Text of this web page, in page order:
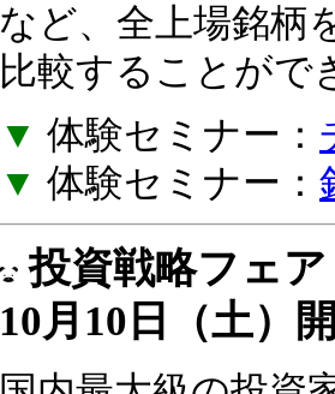
など、全上場銘柄
比較することがで
▼ 体験セミナー：
▼ 体験セミナー：
投資戦略フェ
10月10日（土）